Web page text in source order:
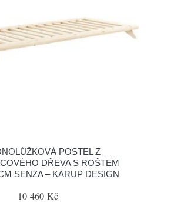
POSTEL Z
DŘEVA S ROŠTEM
SENZA – KARUP DESIGN
10 460 Kč